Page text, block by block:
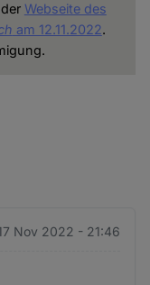
Webseite des
am 12.11.2022.
Nov 2022 - 21:46